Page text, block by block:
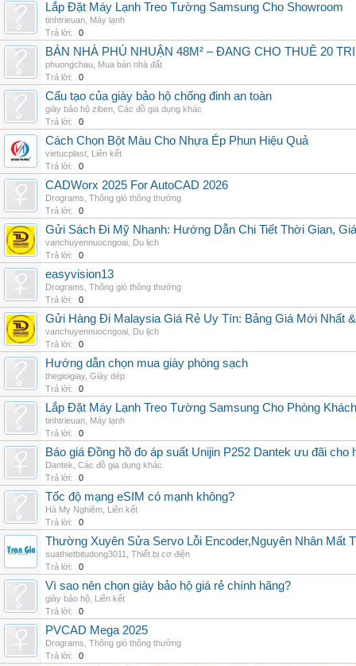
Lắp Đặt Máy Lạnh Treo Tường Samsung Cho Showroom
tinhtrieuan Máy lạnh
Trả lời:
0
BÁN NHÀ PHÚ NHUẬN 48M² – ĐANG CHO THUÊ 20
phuongchau Mua bán nhà đất
Trả lời:
0
Cấu tạo của giày bảo hộ chống đinh an toàn
giày bảo hộ ziben Các đồ gia dụng khác
Trả lời:
0
Cách Chọn Bột Màu Cho Nhựa Ép Phun Hiệu Quả
vietucplast Liên kết
Trả lời:
0
CADWorx 2025 For AutoCAD 2026
Drograms Thông gió thông thường
Trả lời:
0
Gửi Sách Đi Mỹ Nhanh: Hướng Dẫn Chi Tiết Thời Gian,
vanchuyennuocngoai Du lịch
Trả lời:
0
easyvision13
Drograms Thông gió thông thường
Trả lời:
0
Gửi Hàng Đi Malaysia Giá Rẻ Uy Tín: Bảng Giá Mới Nhất
vanchuyennuocngoai Du lịch
Trả lời:
0
Hướng dẫn chọn mua giày phòng sạch
thegioigiay, Giày dép
Trả lời:
0
Lắp Đặt Máy Lạnh Treo Tường Samsung Cho Phòng Khách
tinhtrieuan Máy lạnh
Trả lời:
0
Báo giá Đồng hồ đo áp suất Unijin P252 Dantek ưu đãi cho
Dantek Các đồ gia dụng khác
Trả lời:
0
Tốc độ mạng eSIM có mạnh không?
Hà My Nghiêm Liên kết
Trả lời:
0
Thường Xuyên Sửa Servo Lỗi Encoder,Nguyên Nhân Mất
suathietbitudong3011
Thiết bị cơ điện
Trả lời:
0
Vì sao nên chọn giày bảo hộ giá rẻ chính hãng?
giày bảo hộ Liên kết
Trả lời:
0
PVCAD Mega 2025
Drograms Thông gió thông thường
Trả lời:
0